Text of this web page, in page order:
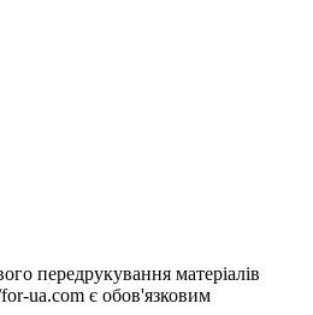
передрукування матеріалів
ua.com є обов'язковим